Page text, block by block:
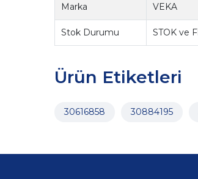
Marka VEKA
Stok Durumu STOK ve
Ürün Etiketleri
30616858 30884195